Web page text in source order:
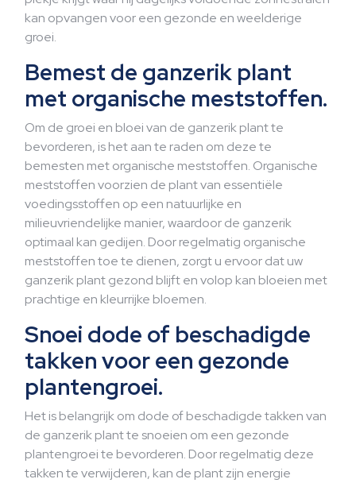
kan opvangen voor een gezonde en weelderige
groei.
Bemest de ganzerik plant
met organische meststoffen.
Om de groei en bloei van de ganzerik plant te
bevorderen, is het aan te raden om deze te
bemesten met organische meststoffen. Organische
meststoffen voorzien de plant van essentiële
voedingsstoffen op een natuurlijke en
milieuvriendelijke manier, waardoor de ganzerik
optimaal kan gedijen. Door regelmatig organische
meststoffen toe te dienen, zorgt u ervoor dat uw
ganzerik plant gezond blijft en volop kan bloeien met
prachtige en kleurrijke bloemen.
Snoei dode of beschadigde
takken voor een gezonde
plantengroei.
Het is belangrijk om dode of beschadigde takken van
de ganzerik plant te snoeien om een gezonde
plantengroei te bevorderen. Door regelmatig deze
takken te verwijderen, kan de plant zijn energie